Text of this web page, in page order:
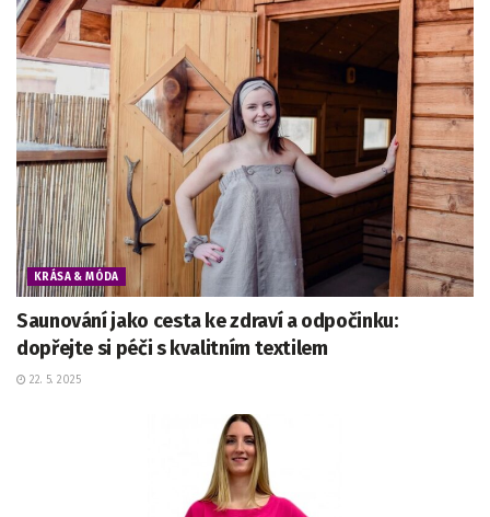
KRÁSA & MÓDA
Saunování jako cesta ke zdraví a odpočinku:
dopřejte si péči s kvalitním textilem
22. 5. 2025